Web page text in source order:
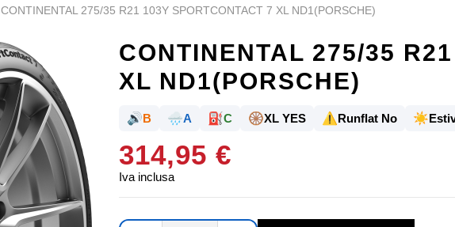
CONTINENTAL 275/35 R21 103Y SPORTCONTACT 7 XL ND1(PORSCHE)
CONTINENTAL 275/35
XL ND1(PORSCHE)
🔊B 🌧️A ⛽C 🛞XL YES ⚠️Runflat No ☀️
314,95 €
Iva inclusa